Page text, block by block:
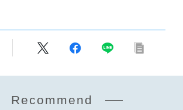
Recommend